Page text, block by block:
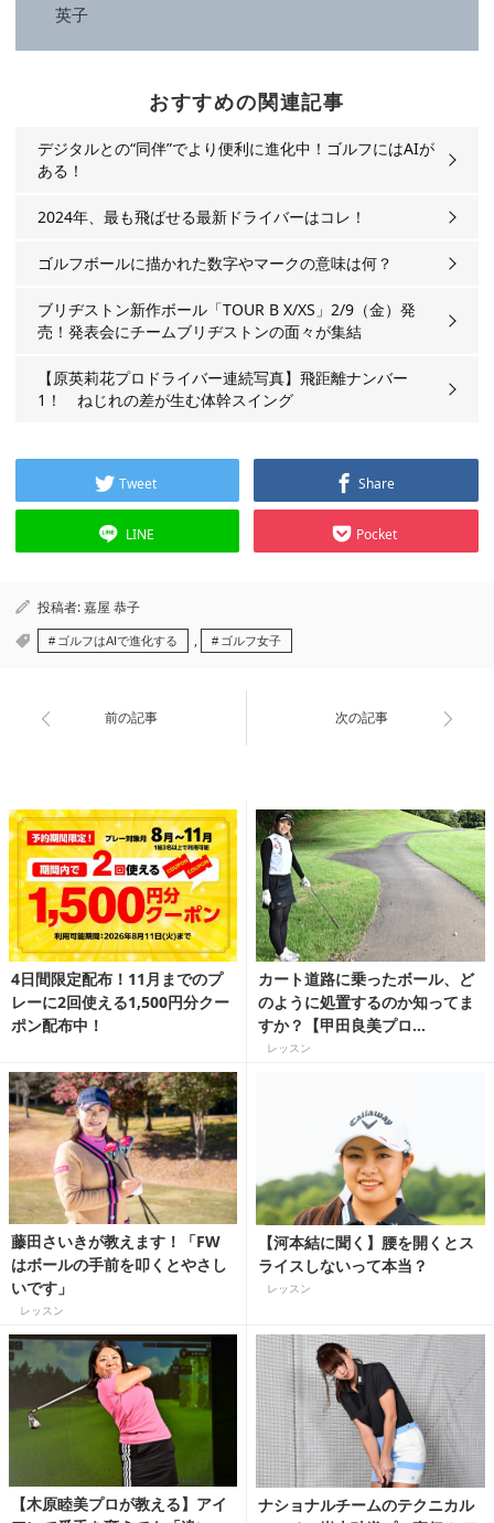
英子
おすすめの関連記事
デジタルとの“同伴”でより便利に進化中！ゴルフにはAIが
ある！
2024年、最も飛ばせる最新ドライバーはコレ！
ゴルフボールに描かれた数字やマークの意味は何？
ブリヂストン新作ボール「TOUR B X/XS」2/9（金）発
売！発表会にチームブリヂストンの面々が集結
【原英莉花プロドライバー連続写真】飛距離ナンバー
1！ ねじれの差が生む体幹スイング
Tweet Share
LINE Pocket
投稿者:嘉屋 恭子
ゴルフはAIで進化する , ゴルフ女子
前の記事 次の記事
4日間限定配布！11月までのプ
レーに2回使える1,500円分クー
ポン配布中！
カート道路に乗ったボール、ど
のように処置するのか知ってま
すか？【甲田良美プロ
LESSON】
レッスン
藤田さいきが教えます！「FW
はボールの手前を叩くとやさし
いです」
レッスン
【河本結に聞く】腰を開くとス
ライスしないって本当？
レッスン
【木原睦美プロが教える】アイ
ナショナルチームのテクニカル